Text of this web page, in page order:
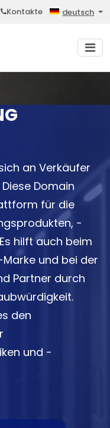
Kontakte deutsch
an Verkäufer
Domain
für die
-
hilft auch beim
und bei der
Partner durch
den
und -